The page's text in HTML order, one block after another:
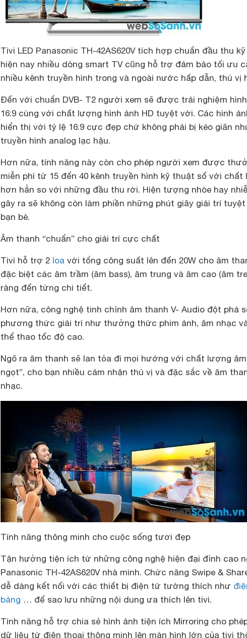
Tivi LED Panasonic TH-42AS620V tích hợp chuẩn đầu thu
hiện nay nhiều dòng smart TV cũng hỗ trợ đảm bảo tối ưu
nhiều kênh truyền hình trong và ngoài nước hấp dẫn, thú vị
Đến với chuẩn DVB- T2 người xem sẽ được trải nghiệm
16:9 cùng với chất lượng hình ảnh HD tuyệt vời. Các hình
hiển thị với tỷ lệ 16:9 cực đẹp chứ không phải bị kéo giãn
truyền hình analog lạc hậu.
Hơn nữa, tính năng này còn cho phép người xem được
miễn phí từ 15 đến 40 kênh truyền hình kỹ thuật số với
hơn hẳn so với những đầu thu rời. Hiện tượng nhòe hay
gây ra sẽ không còn làm phiền những phút giây giải trí
bạn bè.
Âm thanh “chuẩn” cho giải trí cực chất
Tivi hỗ trợ 2 loa với tổng công suất lên đến 20W cho âm
đặc biệt các âm trầm (âm bass), âm trung và âm cao (âm
ràng đến từng chi tiết.
Hơn nữa, công nghệ tinh chỉnh âm thanh V- Audio đột phá
phương thức giải trí như thưởng thức phim ảnh, âm nhạc
thể thao tốc độ cao.
Ngõ ra âm thanh sẽ lan tỏa đi mọi hướng với chất lượng
ngọt”, cho bạn nhiều cảm nhận thú vị và đặc sắc về âm
nhạc.
Tính năng thông minh cho cuộc sống tươi đẹp
Tận hưởng tiện ích từ những công nghệ hiện đại đỉnh cao
Panasonic TH-42AS620V nhà mình. Chức năng Swipe &
dễ dàng kết nối với các thiết bị điện tử tường thích như
bảng … để sao lưu những nội dung ưa thích lên tivi.
Tính năng hỗ trợ chia sẻ hình ảnh tiện ích Mirroring cho
dữ liệu từ điện thoại thông minh lên màn hình lớn của tivi